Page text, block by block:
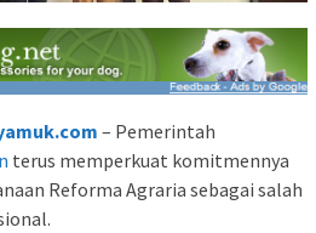
– Pemerintah
terus memperkuat komitmennya
Reforma Agraria sebagai salah